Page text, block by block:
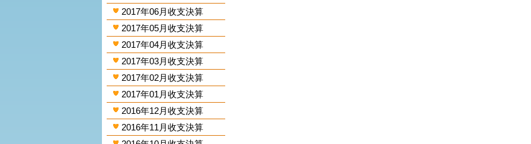
2017年06月收支決算
2017年05月收支決算
2017年04月收支決算
2017年03月收支決算
2017年02月收支決算
2017年01月收支決算
2016年12月收支決算
2016年11月收支決算